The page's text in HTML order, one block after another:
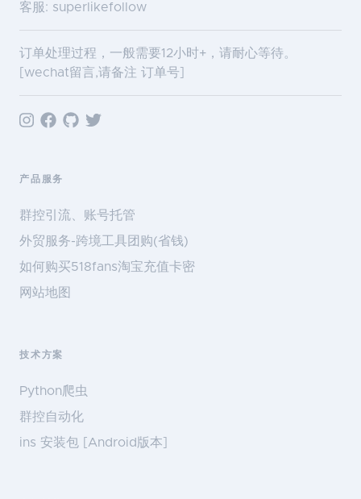
客服: superlikefollow
订单处理过程，一般需要12小时+，请耐心等待。
[wechat留言,请备注 订单号]
产品服务
群控引流、账号托管
外贸服务-跨境工具团购(省钱)
如何购买518fans淘宝充值卡密
网站地图
技术方案
Python爬虫
群控自动化
ins 安装包 [Android版本]